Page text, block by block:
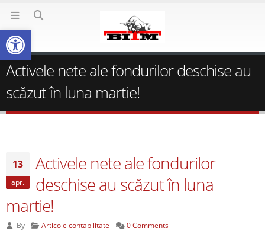
Activele nete ale fondurilor deschise au
scăzut în luna martie!
13
apr.
Activele nete ale fondurilor
deschise au scăzut în luna
martie!
By Articole contabilitate 0 Comments
Deschide bara de unelte